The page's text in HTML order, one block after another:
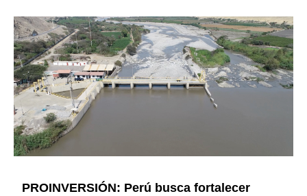
PROINVERSIÓN: Perú busca fortalecer